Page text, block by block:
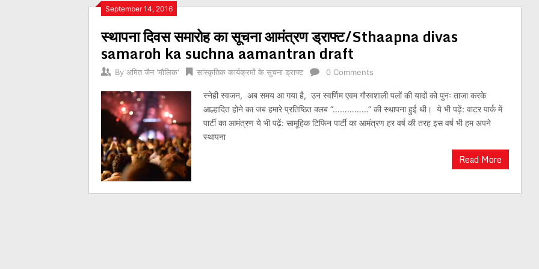
September 14, 2016
स्थापना दिवस समारोह का सूचना आमंत्रण ड्राफ्ट/Sthaapna divas
samaroh ka suchna aamantran draft
By अमित जैन 'मौलिक' सांस्कृतिक कार्यक्रमों के सुचना ड्राफ्ट 0 Comments
स्नेही स्वजन, अब समय आ गया है, उन स्वर्णिम एवम गौरवशाली पलों की यादों को पुनः ताजा करके
आल्हादित होने का जब हमारे प्रतिष्ठित क्लब “……………” की स्थापना हुई थी। ये भी पढ़ें: वाटर पार्क में
पार्टी का आमंत्रण ये भी पढ़ें: सामूहिक टिफिन पार्टी का आमंत्रण हर वर्ष की तरह इस वर्ष भी हम अपने
स्थापना
Read More
Posts
navigation